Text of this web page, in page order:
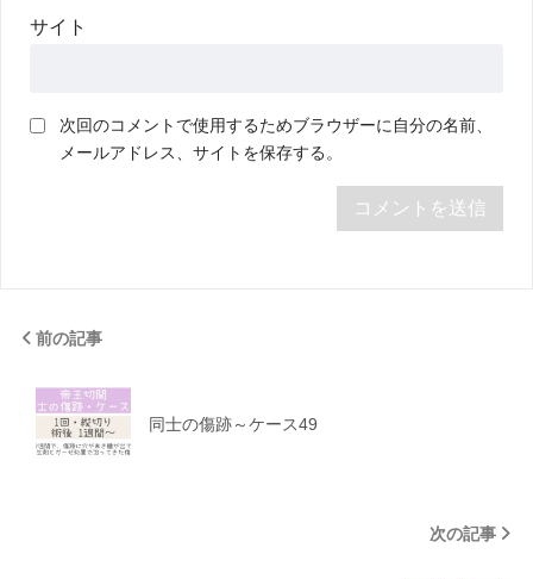
サイト
次回のコメントで使用するためブラウザーに自分の名前、
メールアドレス、サイトを保存する。
前の記事
同士の傷跡～ケース49
次の記事